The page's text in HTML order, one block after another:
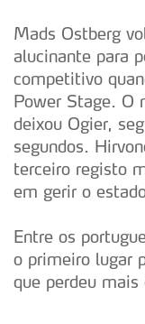
Mads Ostberg
alucinante para
competitivo
Power Stage. O
deixou Ogier,
segundos.
terceiro registo
em gerir o
Entre os
o primeiro lugar
que perdeu